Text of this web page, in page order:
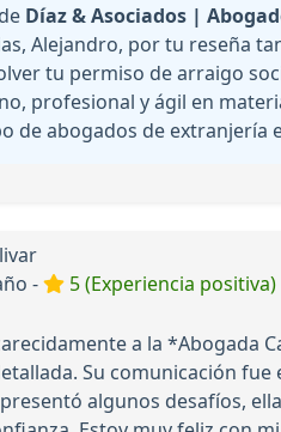
Díaz & Asociados |
Alejandro, por tu reseña
tu permiso de arraigo
profesional y ágil en
de abogados de extranjería
-
5 (Experiencia positiva)
a la *Abogada
Su comunicación
algunos desafíos,